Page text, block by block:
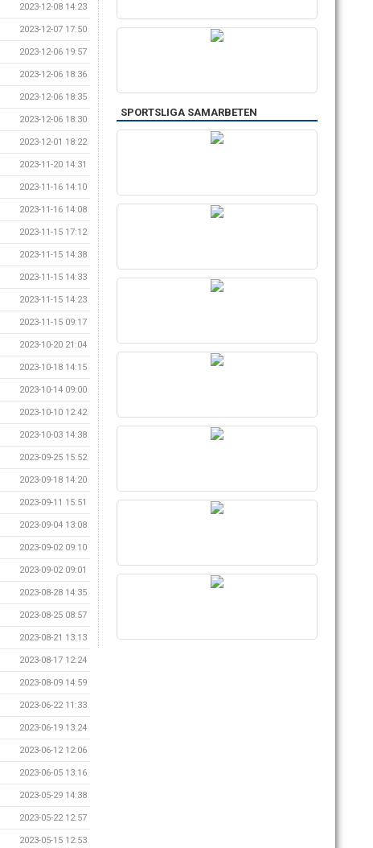
2023-12-08 14:23
2023-12-07 17:50
2023-12-06 19:57
2023-12-06 18:36
2023-12-06 18:35
2023-12-06 18:30
2023-12-01 18:22
2023-11-20 14:31
2023-11-16 14:10
2023-11-16 14:08
2023-11-15 17:12
2023-11-15 14:38
2023-11-15 14:33
2023-11-15 14:23
2023-11-15 09:17
2023-10-20 21:04
2023-10-18 14:15
2023-10-14 09:00
2023-10-10 12:42
2023-10-03 14:38
2023-09-25 15:52
2023-09-18 14:20
2023-09-11 15:51
2023-09-04 13:08
2023-09-02 09:10
2023-09-02 09:01
2023-08-28 14:35
2023-08-25 08:57
2023-08-21 13:13
2023-08-17 12:24
2023-08-09 14:59
2023-06-22 11:33
2023-06-19 13:24
2023-06-12 12:06
2023-06-05 13:16
2023-05-29 14:38
2023-05-22 12:57
2023-05-15 12:53
SPORTSLIGA SAMARBETEN